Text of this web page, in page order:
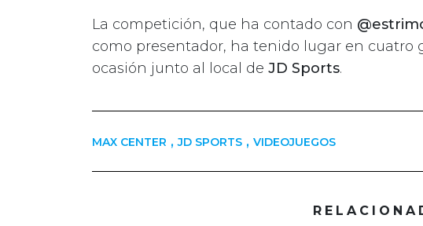
La competición, que ha contado con
como presentador, ha tenido lugar en cuatro
ocasión junto al local de JD Sports.
MAX CENTER , JD SPORTS , VIDEOJUEGOS